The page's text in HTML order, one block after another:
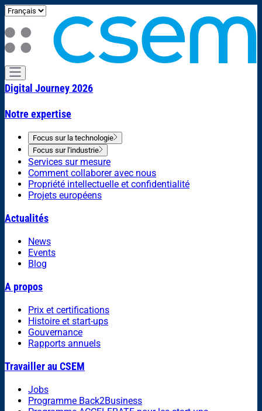
Digital Journey 2026
Notre expertise
Focus sur la technologie
Focus sur l'industrie
Services sur mesure
Comment collaborer avec nous
Propriété intellectuelle et confidentialité
Projets européens
Actualités
News
Events
Blog
A propos
Prix et certifications
Histoire et start-ups
Gouvernance
Rapports annuels
Travailler au CSEM
Jobs
Programme Back2Business